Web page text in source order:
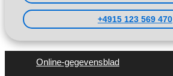
+4915 123 569 470
Online-gegevensblad